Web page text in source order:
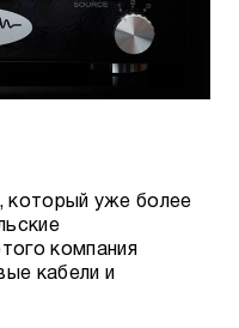
который уже более
компания
кабели и